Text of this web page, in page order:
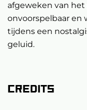
afgeweken van
onvoorspelbaar en
tijdens een
geluid.
Credits